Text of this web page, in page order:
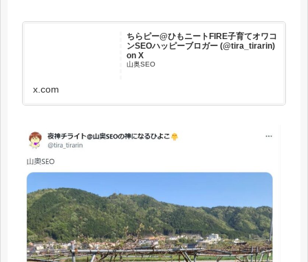
ちらピー@ひもニートFIRE子育てオワコ
ンSEOハッピーブロガー (@tira_tirarin)
on X
山奥SEO
x.com